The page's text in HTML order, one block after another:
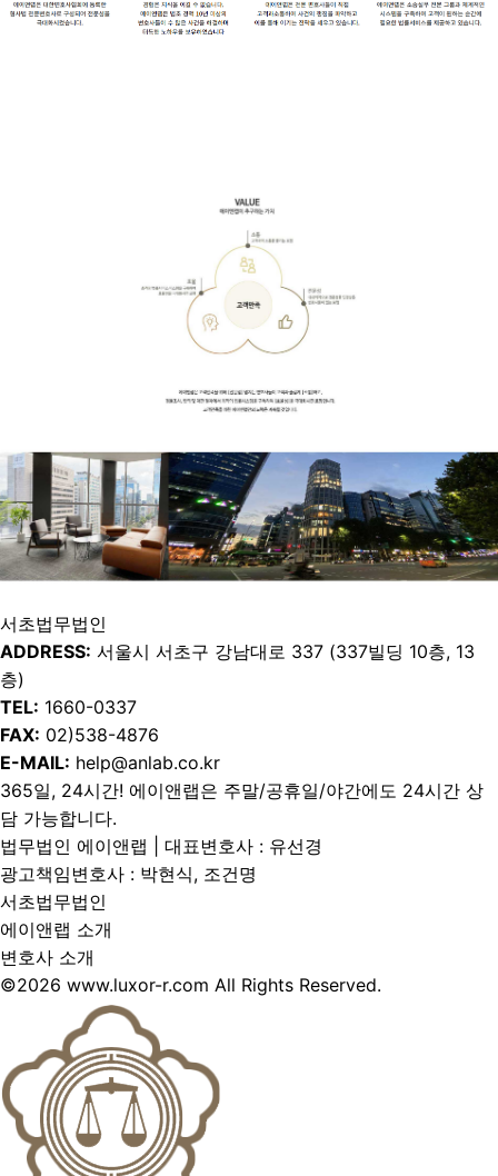
서초법무법인
ADDRESS: 서울시 서초구 강남대로 337 (337빌딩 10층, 13
층)
TEL: 1660-0337
FAX: 02)538-4876
E-MAIL: help@anlab.co.kr
365일, 24시간! 에이앤랩은 주말/공휴일/야간에도 24시간 상
담 가능합니다.
법무법인 에이앤랩 | 대표변호사 : 유선경
광고책임변호사 : 박현식, 조건명
서초법무법인
에이앤랩 소개
변호사 소개
©2026 www.luxor-r.com All Rights Reserved.